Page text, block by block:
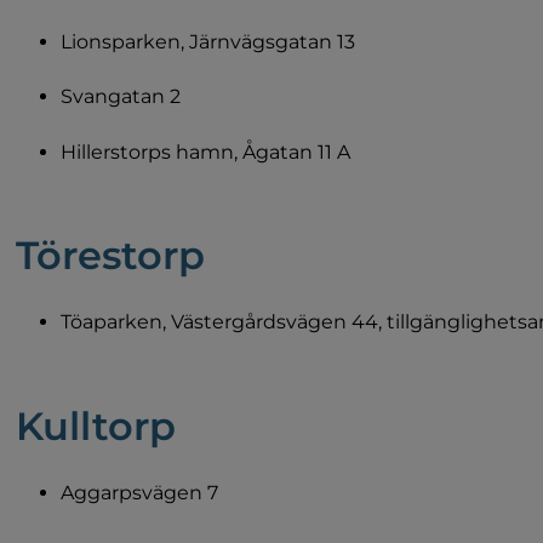
Lionsparken, Järnvägsgatan 13
Svangatan 2
Hillerstorps hamn, Ågatan 11 A
Törestorp
Töaparken, Västergårdsvägen 44,
Kulltorp
Aggarpsvägen 7